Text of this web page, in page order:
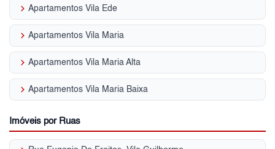
keyboard_arrow_right Apartamentos Vila Ede
keyboard_arrow_right Apartamentos Vila Maria
keyboard_arrow_right Apartamentos Vila Maria Alta
keyboard_arrow_right Apartamentos Vila Maria Baixa
Imóveis por Ruas